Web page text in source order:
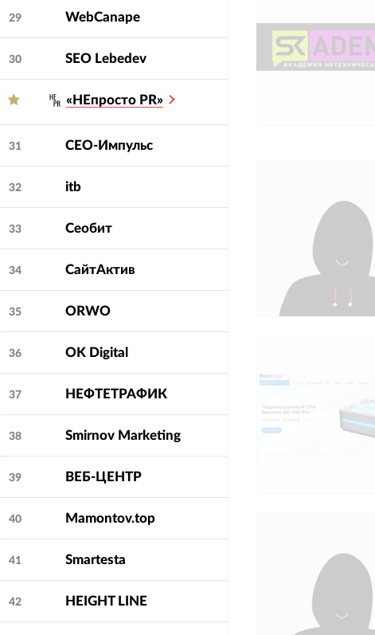
29 WebCanape
30 SEO Lebedev
«НЕпросто PR»
31 СЕО-Импульс
32 itb
33 Сеобит
34 СайтАктив
35 ORWO
36 OK Digital
37 НЕФТЕТРАФИК
38 Smirnov Marketing
39 ВЕБ-ЦЕНТР
40 Mamontov.top
41 Smartesta
42 HEIGHT LINE